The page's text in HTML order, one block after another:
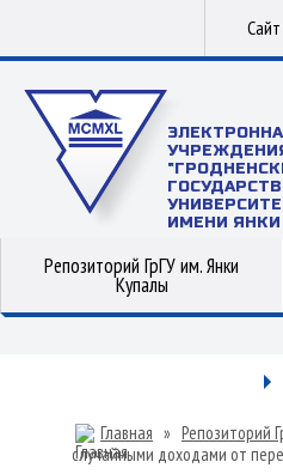
ИМЕНИ
Репозиторий ГрГУ им. Янки
Купалы
Главная » Репозиторий
случайными доходами от